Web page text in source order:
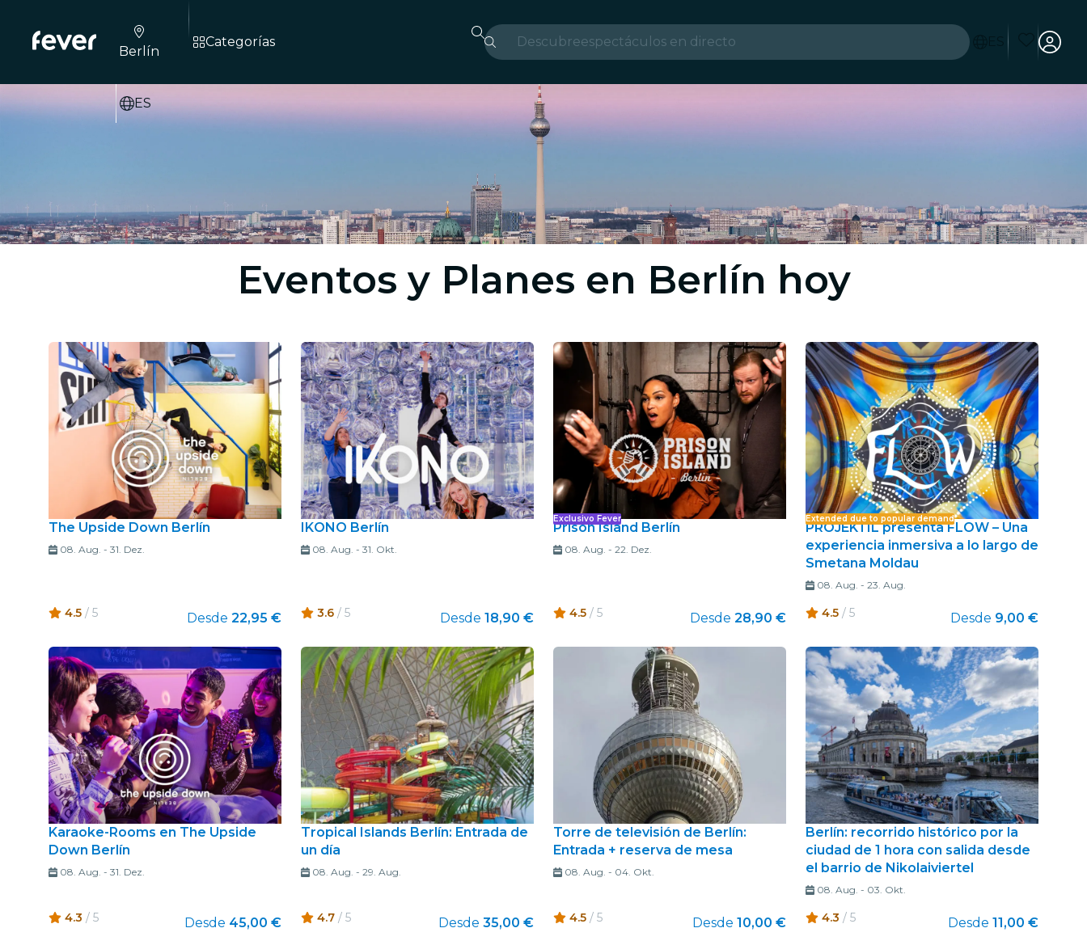
Descubreespectáculos en directo
São Paulo
Seúl
conciertos
restaurantes
cine
Berlín
ES
Categorías
Eventos y Planes en Berlín hoy
The Upside Down Berlín
08. Aug. - 31. Dez.
4.5 / 5 Desde 22,95 €
IKONO Berlín
08. Aug. - 31. Okt.
3.6 / 5 Desde 18,90 €
Exclusivo Fever
Prison Island Berlín
08. Aug. - 22. Dez.
4.5 / 5 Desde 28,90 €
Extended due to popular demand
PROJEKTIL presenta FLOW – Una
experiencia inmersiva a lo largo de
Smetana Moldau
08. Aug. - 23. Aug.
4.5 / 5 Desde 9,00 €
Karaoke-Rooms en The Upside
Down Berlín
08. Aug. - 31. Dez.
4.3 / 5 Desde 45,00 €
Tropical Islands Berlín: Entrada de
un día
08. Aug. - 29. Aug.
4.7 / 5 Desde 35,00 €
Torre de televisión de Berlín:
Entrada + reserva de mesa
08. Aug. - 04. Okt.
4.5 / 5 Desde 10,00 €
Berlín: recorrido histórico por la
ciudad de 1 hora con salida desde
el barrio de Nikolaiviertel
08. Aug. - 03. Okt.
4.3 / 5 Desde 11,00 €